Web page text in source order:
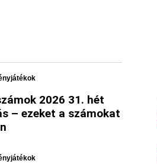
2026 31. hét
– ezeket a számokat